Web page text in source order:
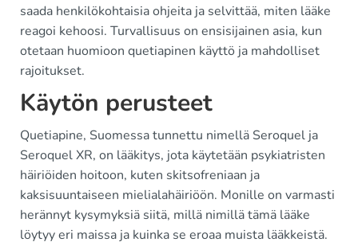
saada henkilökohtaisia ohjeita ja selvittää, miten lääke
reagoi kehoosi. Turvallisuus on ensisijainen asia, kun
otetaan huomioon quetiapinen käyttö ja mahdolliset
rajoitukset.
Käytön perusteet
Quetiapine, Suomessa tunnettu nimellä Seroquel ja
Seroquel XR, on lääkitys, jota käytetään psykiatristen
häiriöiden hoitoon, kuten skitsofreniaan ja
kaksisuuntaiseen mielialahäiriöön. Monille on varmasti
herännyt kysymyksiä siitä, millä nimillä tämä lääke
löytyy eri maissa ja kuinka se eroaa muista lääkkeistä.